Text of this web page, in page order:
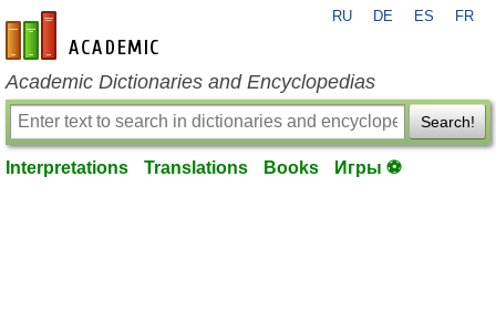
en-academic.com
RU DE ES FR
Academic Dictionaries and Encyclopedias
Search!
Interpretations Translations Books Игры ⚽